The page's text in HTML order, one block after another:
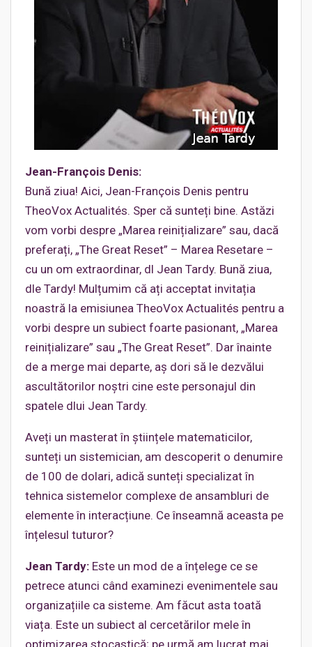
Jean-François Denis:
Bună ziua! Aici, Jean-François Denis pentru
TheoVox Actualités. Sper că sunteți bine. Astăzi
vom vorbi despre „Marea reinițializare” sau, dacă
preferați, „The Great Reset” – Marea Resetare –
cu un om extraordinar, dl Jean Tardy. Bună ziua,
dle Tardy! Mulțumim că ați acceptat invitația
noastră la emisiunea TheoVox Actualités pentru a
vorbi despre un subiect foarte pasionant, „Marea
reinițializare” sau „The Great Reset”. Dar înainte
de a merge mai departe, aș dori să le dezvălui
ascultătorilor noștri cine este personajul din
spatele dlui Jean Tardy.
Aveți un masterat în ştiințele matematicilor,
sunteți un sistemician, am descoperit o denumire
de 100 de dolari, adică sunteți specializat în
tehnica sistemelor complexe de ansambluri de
elemente în interacțiune. Ce înseamnă aceasta pe
înțelesul tuturor?
Jean Tardy: Este un mod de a înțelege ce se
petrece atunci când examinezi evenimentele sau
organizațiile ca sisteme. Am făcut asta toată
viața. Este un subiect al cercetărilor mele în
optimizarea stocastică; pe urmă am lucrat mai